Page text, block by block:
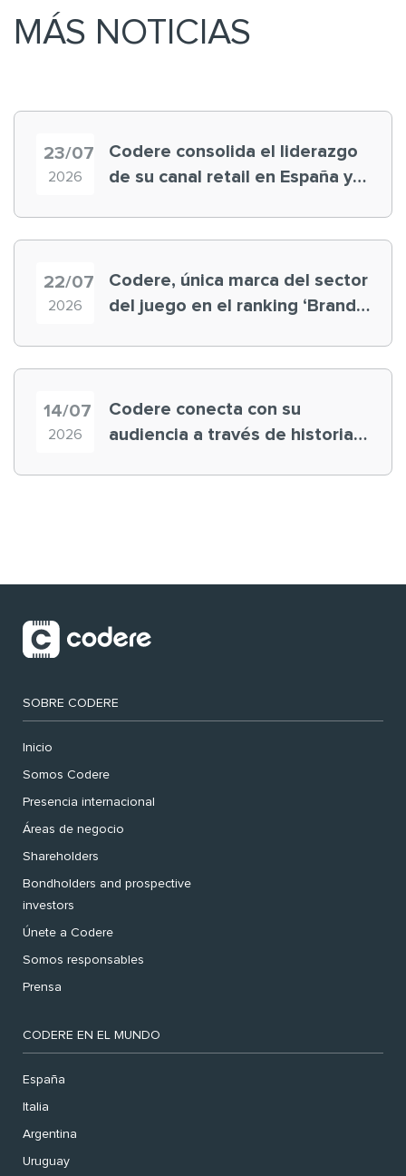
MÁS NOTICIAS
23/07
2026
Codere consolida el liderazgo
de su canal retail en España y
22/07
2026
Codere, única marca del sector
del juego en el ranking ‘Brand
14/07
2026
Codere conecta con su
audiencia a través de historias
SOBRE CODERE
Inicio
Somos Codere
Presencia internacional
Áreas de negocio
Shareholders
Bondholders and prospective
investors
Únete a Codere
Somos responsables
Prensa
CODERE EN EL MUNDO
España
Italia
Argentina
Uruguay